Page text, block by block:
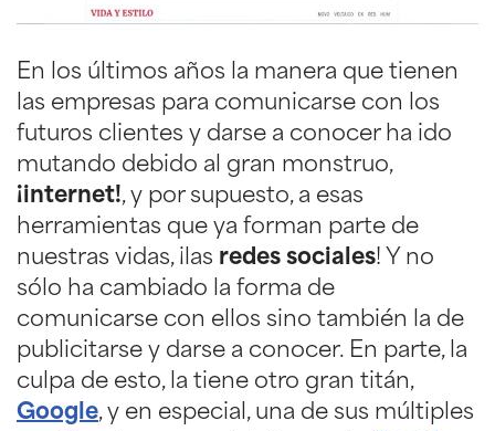
En los últimos años la manera que tienen
las empresas para comunicarse con los
futuros clientes y darse a conocer ha ido
mutando debido al gran monstruo,
¡internet!, y por supuesto, a esas
herramientas que ya forman parte de
nuestras vidas, ¡las redes sociales! Y no
sólo ha cambiado la forma de
comunicarse con ellos sino también la de
publicitarse y darse a conocer. En parte, la
culpa de esto, la tiene otro gran titán,
Google, y en especial, una de sus múltiples